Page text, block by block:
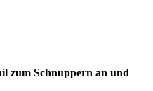
zum Schnuppern an und